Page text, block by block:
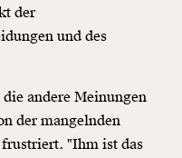
der
und des
andere Meinungen
der mangelnden
"Ihm ist das